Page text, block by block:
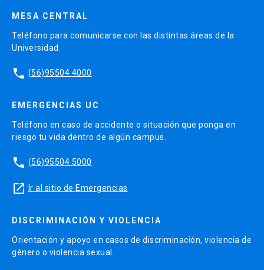
MESA CENTRAL
Teléfono para comunicarse con las distintas áreas de la
Universidad.
phone (56)95504 4000
EMERGENCIAS UC
Teléfono en caso de accidente o situación que ponga en
riesgo tu vida dentro de algún campus.
phone (56)95504 5000
launch Ir al sitio de Emergencias
DISCRIMINACIÓN Y VIOLENCIA
Orientación y apoyo en casos de discriminación, violencia de
género o violencia sexual.